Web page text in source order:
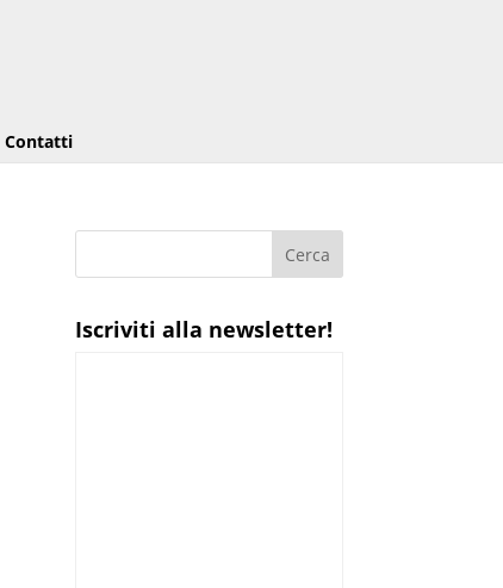
Contatti
Iscriviti alla newsletter!